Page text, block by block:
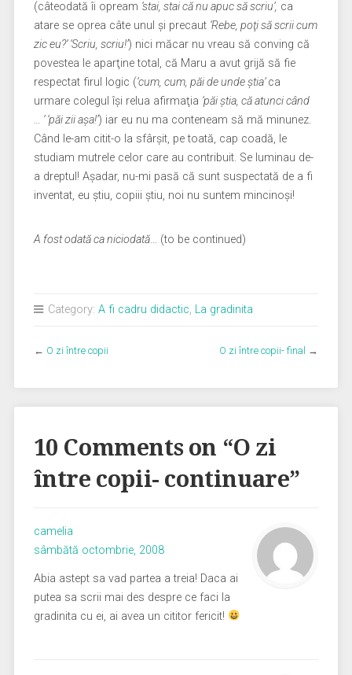
(câteodată îi opream ‘stai, stai că nu apuc să scriu’, ca
atare se oprea câte unul şi precaut ‘Rebe, poţi să scrii cum
zic eu?’ ‘Scriu, scriu!’) nici măcar nu vreau să conving că
povestea le aparţine total, că Maru a avut grijă să fie
respectat firul logic (‘cum, cum, păi de unde ştia’ca
urmare colegul îşi relua afirmaţia ‘păi ştia, că atunci când
… ‘ ‘păi zii aşa!’) iar eu nu ma conteneam să mă minunez.
Când le-am citit-o la sfârşit, pe toată, cap coadă, le
studiam mutrele celor care au contribuit. Se luminau de-
a dreptul! Aşadar, nu-mi pasă că sunt suspectată de a fi
inventat, eu ştiu, copiii ştiu, noi nu suntem mincinoşi!
A fost odată ca niciodată… (to be continued)
Category: A fi cadru didactic, La gradinita
← O zi între copii O zi între copii- final →
10 Comments on “O zi
între copii- continuare”
camelia
sâmbătă octombrie, 2008
Abia astept sa vad partea a treia! Daca ai
putea sa scrii mai des despre ce faci la
gradinita cu ei, ai avea un cititor fericit!